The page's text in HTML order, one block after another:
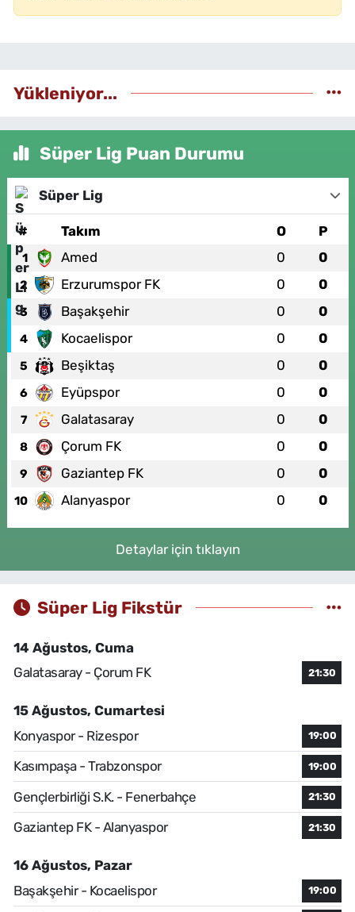
Yükleniyor...
Süper Lig Puan Durumu
Süper Lig
# Takım O P
1 Amed 0 0
2 Erzurumspor FK 0 0
3 Başakşehir 0 0
4 Kocaelispor 0 0
5 Beşiktaş 0 0
6 Eyüpspor 0 0
7 Galatasaray 0 0
8 Çorum FK 0 0
9 Gaziantep FK 0 0
10 Alanyaspor 0 0
Detaylar için tıklayın
Süper Lig Fikstür
14 Ağustos, Cuma
Galatasaray - Çorum FK
21:30
15 Ağustos, Cumartesi
Konyaspor - Rizespor
19:00
Kasımpaşa - Trabzonspor 19:00
Gençlerbirliği S.K. - Fenerbahçe 21:30
Gaziantep FK - Alanyaspor 21:30
16 Ağustos, Pazar
Başakşehir - Kocaelispor
19:00